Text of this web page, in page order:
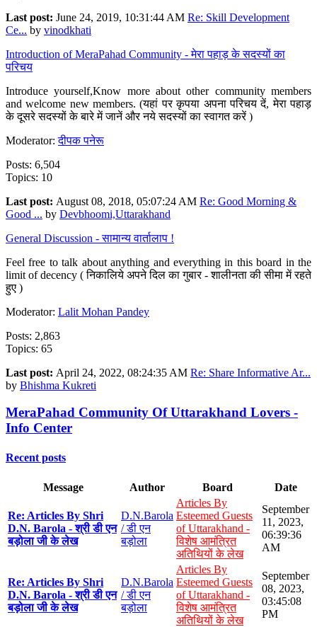
Last post: June 24, 2019, 10:31:44 AM Re: Skill Development
Ce... by vinodkhati
Introduction of MeraPahad Community - मेरा पहाड़ के सदस्यों का
परिचय
Introduce yourself,Know more about other community members
and welcome new members. (यहां पर कृपया अपना परिचय दें, मेरा पहाड़
के दूसरे सदस्यों के बारे में जानें और नये सदस्यों का स्वागत करें )
Moderator:दीपक पनेरू
Posts: 6,504
Topics: 10
Last post: August 08, 2018, 05:07:24 AM Re: Good Morning &
Good ... by Devbhoomi,Uttarakhand
General Discussion - सामान्य वार्तालाप !
Feel free to talk about anything and everything in this board in the
limit of decency ( निकालिये अपने दिल का गुबार - शालीनता की सीमा में रहते
हुए )
Moderator: Lalit Mohan Pandey
Posts: 2,863
Topics: 65
Last post: April 24, 2022, 08:24:35 AM Re: Share Informative Ar...
by Bhishma Kukreti
MeraPahad Community Of Uttarakhand Lovers -
Info Center
Recent posts
Message Author Board Date
Re: Articles By Shri
D.N. Barola - श्री डी एन
बड़ोला जी के लेख
D.N.Barola
/ डी एन
बड़ोला
Articles By
Esteemed Guests
of Uttarakhand -
विशेष आमंत्रित
अतिथियों के लेख
September
11, 2023,
06:39:36
AM
Re: Articles By Shri
D.N. Barola - श्री डी एन
बड़ोला जी के लेख
D.N.Barola
/ डी एन
बड़ोला
Articles By
Esteemed Guests
of Uttarakhand -
विशेष आमंत्रित
अतिथियों के लेख
September
08, 2023,
03:45:08
PM